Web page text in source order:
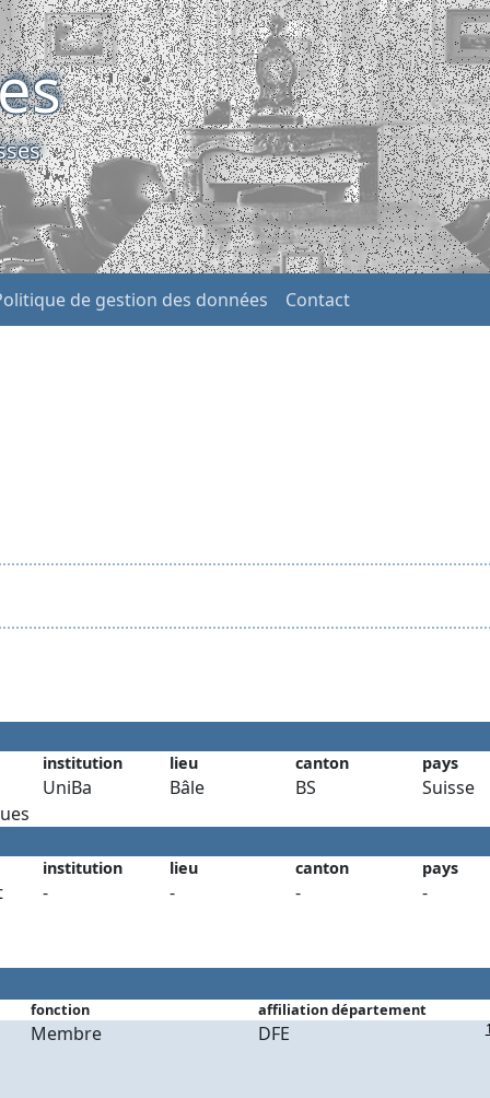
de gestion des données Contact
institution lieu canton pays
UniBa Bâle BS Suisse
institution lieu canton pays
- - - -
fonction affiliation département
Membre DFE